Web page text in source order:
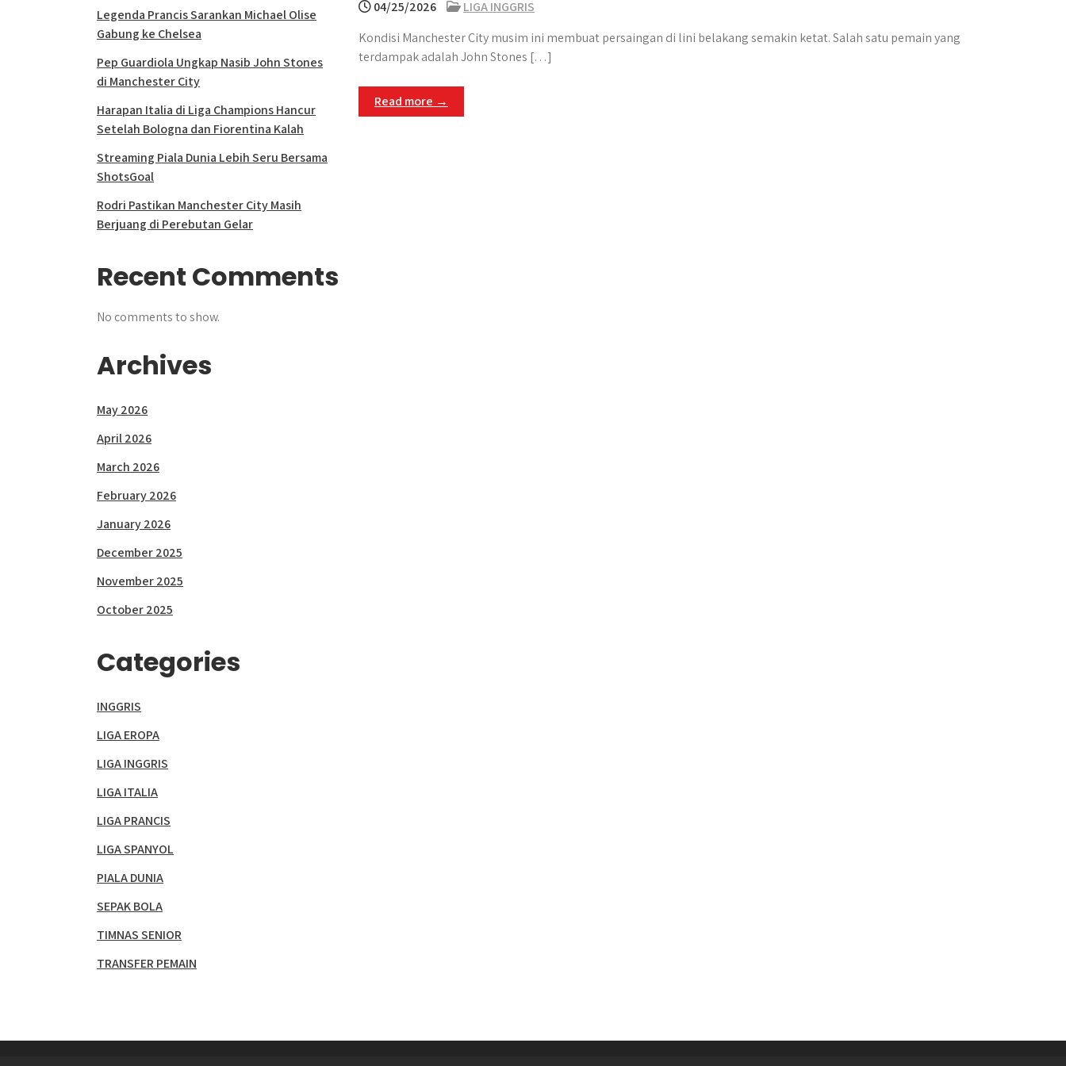
04/25/2026
LIGA INGGRIS
Kondisi Manchester City musim ini membuat persaingan di lini belakang semakin ketat. Salah satu pemain yang
terdampak adalah John Stones […]
Read more →
Legenda Prancis Sarankan Michael Olise
Gabung ke Chelsea
Pep Guardiola Ungkap Nasib John Stones
di Manchester City
Harapan Italia di Liga Champions Hancur
Setelah Bologna dan Fiorentina Kalah
Streaming Piala Dunia Lebih Seru Bersama
ShotsGoal
Rodri Pastikan Manchester City Masih
Berjuang di Perebutan Gelar
Recent Comments
No comments to show.
Archives
May 2026
April 2026
March 2026
February 2026
January 2026
December 2025
November 2025
October 2025
Categories
INGGRIS
LIGA EROPA
LIGA INGGRIS
LIGA ITALIA
LIGA PRANCIS
LIGA SPANYOL
PIALA DUNIA
SEPAK BOLA
TIMNAS SENIOR
TRANSFER PEMAIN